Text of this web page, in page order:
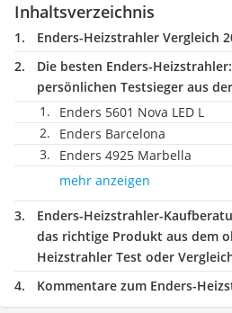
Inhaltsverzeichnis
Enders-Heizstrahler Vergleich
Die besten Enders-Heizstrahler:
persönlichen Testsieger aus
Enders 5601 Nova LED L
Enders Barcelona
Enders 4925 Marbella
mehr anzeigen
Enders-Heizstrahler-
das richtige Produkt aus dem
Heizstrahler Test oder
Kommentare zum Enders-